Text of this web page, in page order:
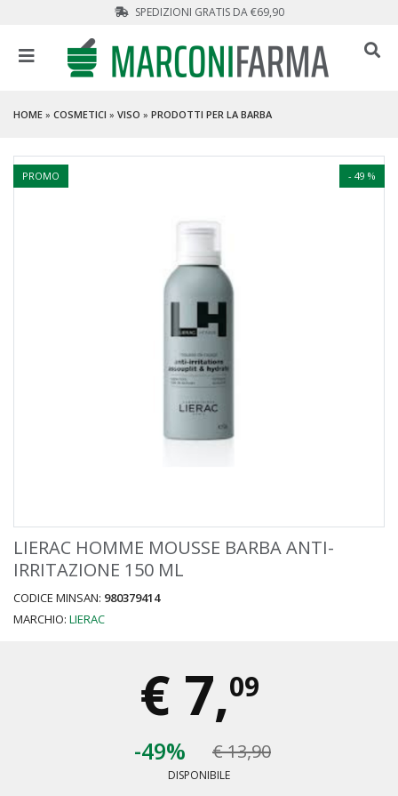
SPEDIZIONI GRATIS DA €69,90
HOME » COSMETICI » VISO » PRODOTTI PER LA BARBA
- 49 %
PROMO
LIERAC HOMME MOUSSE BARBA ANTI-
IRRITAZIONE 150 ML
CODICE MINSAN: 980379414
MARCHIO: LIERAC
€ 7,09
-49% € 13,90
DISPONIBILE